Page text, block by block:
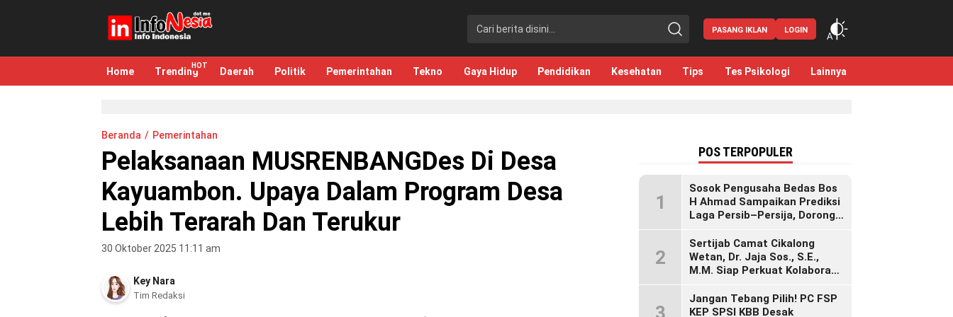
infonesia.me
Info Indonesia
PASANG IKLAN LOGIN
Home Trending Daerah Politik Pemerintahan Tekno Gaya Hidup Pendidikan Kesehatan Tips Tes Psikologi Lainnya
Beranda Pemerintahan
Pelaksanaan MUSRENBANGDes Di Desa
Kayuambon. Upaya Dalam Program Desa
Lebih Terarah Dan Terukur
30 Oktober 2025 11:11 am
Key Nara
Tim Redaksi
POS TERPOPULER
1
Sosok Pengusaha Bedas Bos
H Ahmad Sampaikan Prediksi
Laga Persib–Persija, Dorong
Berada
2
Sertijab Camat Cikalong
Wetan, Dr. Jaja Sos., S.E.,
M.M. Siap Perkuat Kolaborasi
Lebih Maju dan Sejahtera
3
Jangan Tebang Pilih! PC FSP
KEP SPSI KBB Desak